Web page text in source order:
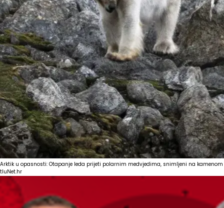
Arktik u opasnosti: Otapanje leda prijeti polarnim medvjedima, snimljeni na kamenom
tluNet.hr